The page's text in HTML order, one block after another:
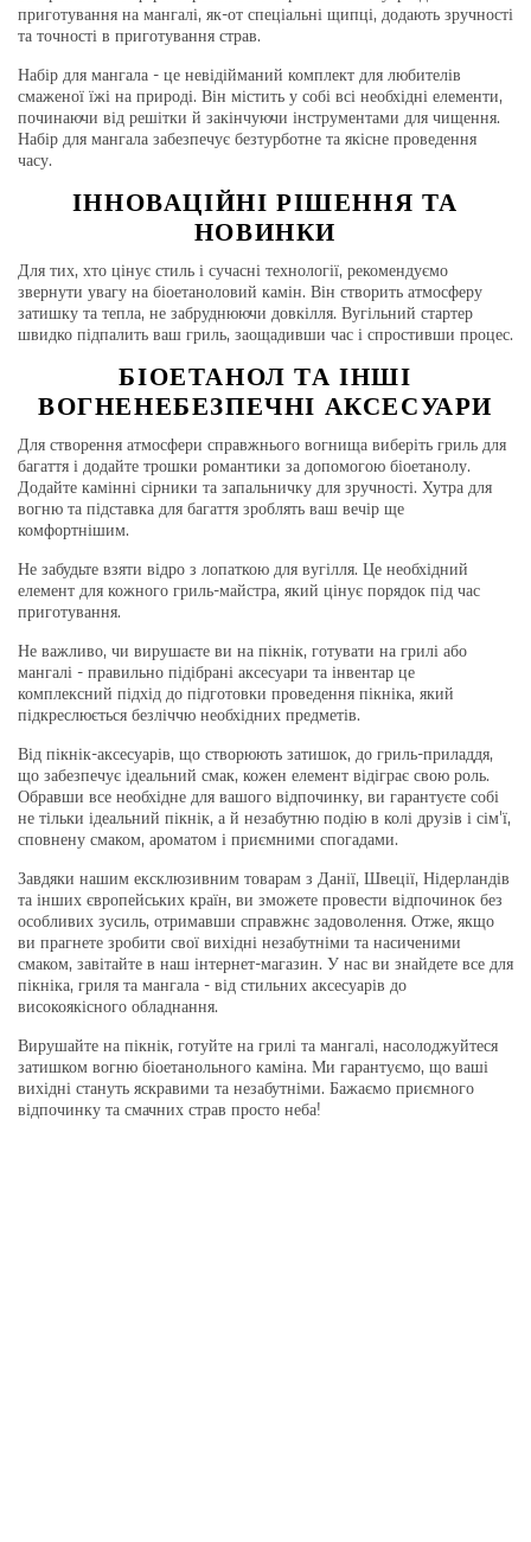
приготування на мангалі, як-от спеціальні щипці, додають зручності
та точності в приготування страв.
Набір для мангала - це невідійманий комплект для любителів
смаженої їжі на природі. Він містить у собі всі необхідні елементи,
починаючи від решітки й закінчуючи інструментами для чищення.
Набір для мангала забезпечує безтурботне та якісне проведення
часу.
ІННОВАЦІЙНІ РІШЕННЯ ТА
НОВИНКИ
Для тих, хто цінує стиль і сучасні технології, рекомендуємо
звернути увагу на біоетаноловий камін. Він створить атмосферу
затишку та тепла, не забруднюючи довкілля. Вугільний стартер
швидко підпалить ваш гриль, заощадивши час і спростивши процес.
БІОЕТАНОЛ ТА ІНШІ
ВОГНЕНЕБЕЗПЕЧНІ АКСЕСУАРИ
Для створення атмосфери справжнього вогнища виберіть гриль для
багаття і додайте трошки романтики за допомогою біоетанолу.
Додайте камінні сірники та запальничку для зручності. Хутра для
вогню та підставка для багаття зроблять ваш вечір ще
комфортнішим.
Не забудьте взяти відро з лопаткою для вугілля. Це необхідний
елемент для кожного гриль-майстра, який цінує порядок під час
приготування.
Не важливо, чи вирушаєте ви на пікнік, готувати на грилі або
мангалі - правильно підібрані аксесуари та інвентар це
комплексний підхід до підготовки проведення пікніка, який
підкреслюється безліччю необхідних предметів.
Від пікнік-аксесуарів, що створюють затишок, до гриль-приладдя,
що забезпечує ідеальний смак, кожен елемент відіграє свою роль.
Обравши все необхідне для вашого відпочинку, ви гарантуєте собі
не тільки ідеальний пікнік, а й незабутню подію в колі друзів і сім'ї,
сповнену смаком, ароматом і приємними спогадами.
Завдяки нашим ексклюзивним товарам з Данії, Швеції, Нідерландів
та інших європейських країн, ви зможете провести відпочинок без
особливих зусиль, отримавши справжнє задоволення. Отже, якщо
ви прагнете зробити свої вихідні незабутніми та насиченими
смаком, завітайте в наш інтернет-магазин. У нас ви знайдете все для
пікніка, гриля та мангала - від стильних аксесуарів до
високоякісного обладнання.
Вирушайте на пікнік, готуйте на грилі та мангалі, насолоджуйтеся
затишком вогню біоетанольного каміна. Ми гарантуємо, що ваші
вихідні стануть яскравими та незабутніми. Бажаємо приємного
відпочинку та смачних страв просто неба!